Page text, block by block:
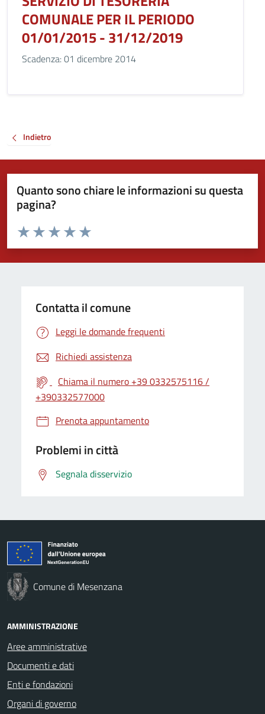
COMUNALE PER IL PERIODO
01/01/2015 - 31/12/2019
Scadenza: 01 dicembre 2014
Indietro
Quanto sono chiare le informazioni su questa
pagina?
Valuta da 1 a 5 stelle la pagina
Valuta 5 stelle su 5
Valuta 4 stelle su 5
Valuta 3 stelle su 5
Valuta 2 stelle su 5
Valuta 1 stelle su 5
Contatta il comune
Leggi le domande frequenti
Richiedi assistenza
Chiama il numero +39 0332575116 /
+390332577000
Prenota appuntamento
Problemi in città
Segnala disservizio
Comune di Mesenzana
AMMINISTRAZIONE
Aree amministrative
Documenti e dati
Enti e fondazioni
Organi di governo